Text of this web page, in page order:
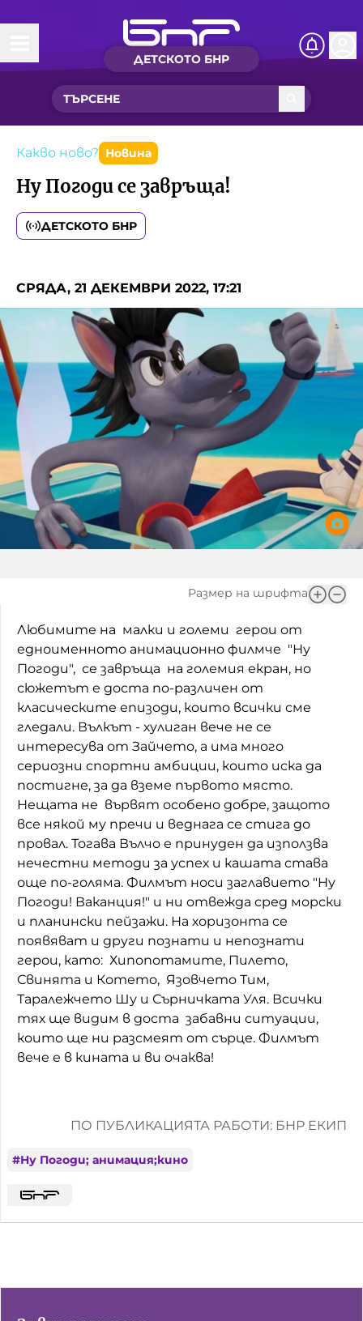
ДЕТСКОТО БНР
Начало
Какво ново?
Рубрики с вълшебства
Детско радио
Чуйте
Приказки
Песнички
Искри
Интересен архив
Нашите гости
Фантазирай
Приказки
История на изкуството
Музикална кутийка
От соул до рокендрол
Междучасие
Златната ябълка
Непознатите думи
Като Айнщайн
Домашен любимец
Питаме Ви
До ре ми
Игри
Кои сме ние?
За вас, родители
БНР
БНР Новини
Архивен фонд на БНР
Какво ново? Новина
Ну Погоди се завръща!
ДЕТСКОТО БНР
СРЯДА, 21 ДЕКЕМВРИ 2022, 17:21
Размер на шрифта
Любимите на малки и големи герои от
едноименното анимационно филмче "Ну
Погоди", се завръща на големия екран, но
сюжетът е доста по-различен от
класическите епизоди, които всички сме
гледали. Вълкът - хулиган вече не се
интересува от Зайчето, а има много
сериозни спортни амбиции, които иска да
постигне, за да вземе първото място.
Нещата не вървят особено добре, защото
все някой му пречи и веднага се стига до
провал. Тогава Вълчо е принуден да използва
нечестни методи за успех и кашата става
още по-голяма. Филмът носи заглавието "Ну
Погоди! Ваканция!" и ни отвежда сред морски
и планински пейзажи. На хоризонта се
появяват и други познати и непознати
герои, като: Хипопотамите, Пилето,
Свинята и Котето, Язовчето Тим,
Таралежчето Шу и Сърничката Уля. Всички
тях ще видим в доста забавни ситуации,
които ще ни разсмеят от сърце. Филмът
вече е в кината и ви очаква!
ПО ПУБЛИКАЦИЯТА РАБОТИ: БНР ЕКИП
#Ну Погоди; анимация;кино